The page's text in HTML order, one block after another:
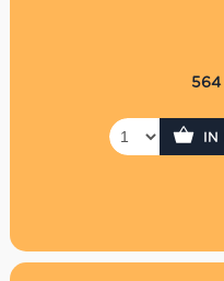
Die Auszahlung
Der Gutschein wird
fallen daher
564
IN